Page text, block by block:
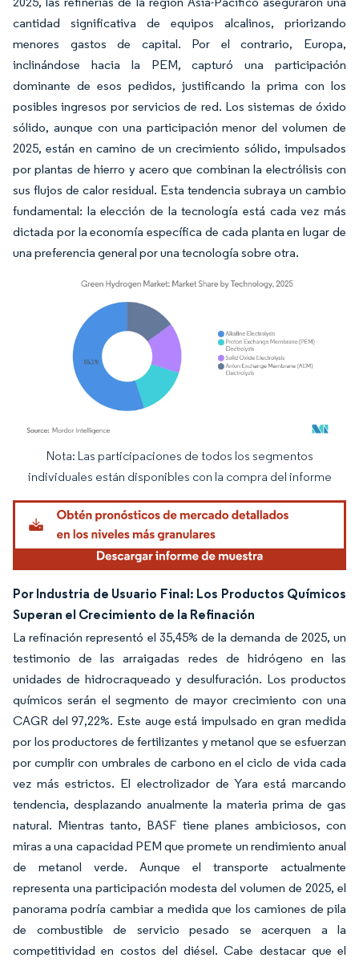
cantidad significativa de equipos alcalinos, priorizando
menores gastos de capital. Por el contrario, Europa,
inclinándose hacia la PEM, capturó una participación
dominante de esos pedidos, justificando la prima con los
posibles ingresos por servicios de red. Los sistemas de óxido
sólido, aunque con una participación menor del volumen de
2025, están en camino de un crecimiento sólido, impulsados
por plantas de hierro y acero que combinan la electrólisis con
sus flujos de calor residual. Esta tendencia subraya un cambio
fundamental: la elección de la tecnología está cada vez más
dictada por la economía específica de cada planta en lugar de
una preferencia general por una tecnología sobre otra.
Imagen © Mordor Intelligence. El uso requiere atribución según CC BY 4.0.
Nota: Las participaciones de todos los segmentos
individuales están disponibles con la compra del informe
Por Industria de Usuario Final: Los Productos Químicos
Superan el Crecimiento de la Refinación
La refinación representó el 35,45% de la demanda de 2025, un
testimonio de las arraigadas redes de hidrógeno en las
unidades de hidrocraqueado y desulfuración. Los productos
químicos serán el segmento de mayor crecimiento con una
CAGR del 97,22%. Este auge está impulsado en gran medida
por los productores de fertilizantes y metanol que se esfuerzan
por cumplir con umbrales de carbono en el ciclo de vida cada
vez más estrictos. El electrolizador de Yara está marcando
tendencia, desplazando anualmente la materia prima de gas
natural. Mientras tanto, BASF tiene planes ambiciosos, con
miras a una capacidad PEM que promete un rendimiento anual
de metanol verde. Aunque el transporte actualmente
representa una participación modesta del volumen de 2025, el
panorama podría cambiar a medida que los camiones de pila
de combustible de servicio pesado se acerquen a la
competitividad en costos del diésel. Cabe destacar que el